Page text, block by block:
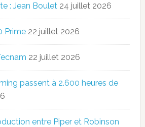
: Jean Boulet 24 juillet 2026
Prime 22 juillet 2026
22 juillet 2026
passent à 2.600 heures de
entre Piper et Robinson